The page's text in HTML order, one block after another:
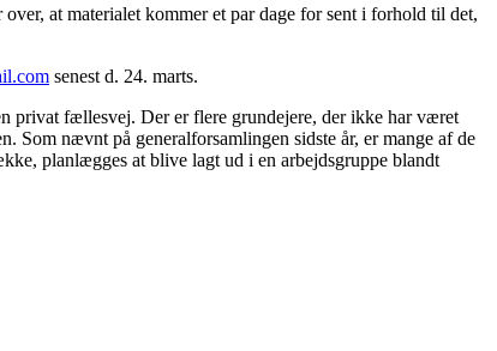
over, at materialet kommer et par dage for sent i forhold til det,
senest d. 24. marts.
privat fællesvej. Der er flere grundejere, der ikke har været
Som nævnt på generalforsamlingen sidste år, er mange af de
planlægges at blive lagt ud i en arbejdsgruppe blandt